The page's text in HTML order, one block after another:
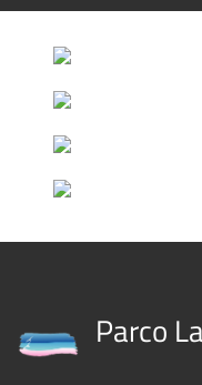
Parco